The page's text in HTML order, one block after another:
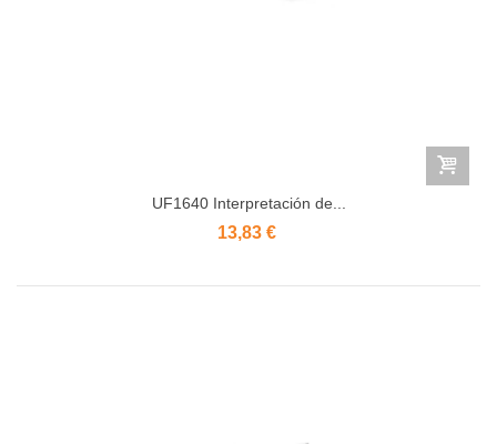
UF1640 Interpretación de...
13,83 €